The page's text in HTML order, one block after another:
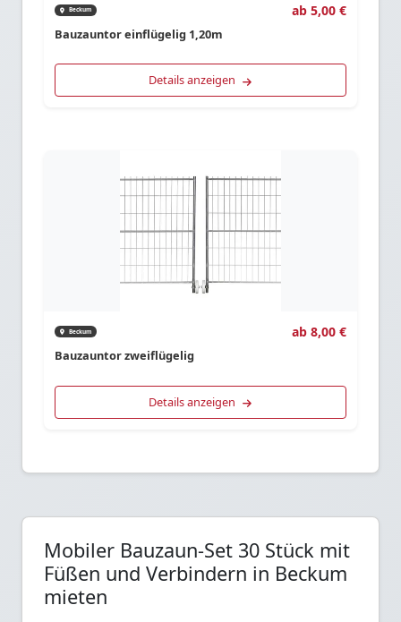
Beckum ab 5,00 €
Bauzauntor einflügelig 1,20m
Details anzeigen
Beckum ab 8,00 €
Bauzauntor zweiflügelig
Details anzeigen
Mobiler Bauzaun-Set 30 Stück mit
Füßen und Verbindern in Beckum
mieten